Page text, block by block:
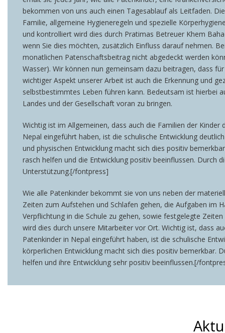
bekommen von uns auch einen Tagesablauf als Leitfaden.
Familie, allgemeine Hygieneregeln und spezielle
und kontrolliert wird dies durch Pratimas Betreuer Khem
wenn Sie dies möchten, zusätzlich Einfluss darauf nehmen.
monatlichen Patenschaftsbeitrag nicht abgedeckt werden
Wasser). Wir können nun gemeinsam dazu beitragen, dass
wichtiger Aspekt unserer Arbeit ist auch die Erkennung und
selbstbestimmtes Leben führen kann. Bedeutsam ist hierbei
Landes und der Gesellschaft voran zu bringen.
Wichtig ist im Allgemeinen, dass auch die Familien der
Nepal eingeführt haben, ist die schulische Entwicklung
und physischen Entwicklung macht sich dies positiv
rasch helfen und die Entwicklung positiv beeinflussen. Durch
Unterstützung.[/fontpress]
Wie alle Patenkinder bekommt sie von uns neben der
Zeiten zum Aufstehen und Schlafen gehen, die Aufgaben im
Verpflichtung in die Schule zu gehen, sowie festgelegte
wird dies durch unsere Mitarbeiter vor Ort. Wichtig ist, dass
Patenkinder in Nepal eingeführt haben, ist die schulische
körperlichen Entwicklung macht sich dies positiv bemerkbar.
helfen und ihre Entwicklung sehr positiv beeinflussen.[/